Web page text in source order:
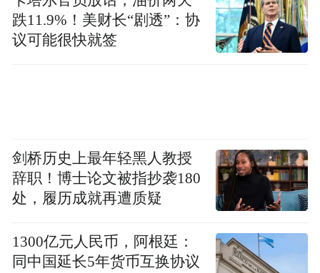
跌11.9%！美财长“剧透”：协
议可能很快就签
剑桥历史上最年轻黑人教授
辞职！博士论文被指抄袭180
处，履历成就再遭质疑
1300亿元人民币，阿根廷：
同中国延长5年货币互换协议